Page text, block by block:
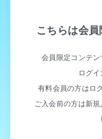
こちらは会
会員限定コンテ
ログイ
有料会員の方はロ
ご入会前の方は新